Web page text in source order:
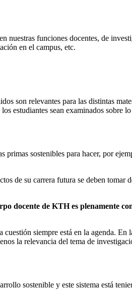
nuestras funciones docentes, de
en el campus, etc.
son relevantes para las distintas
estudiantes sean examinados sobre
primas sostenibles para hacer, por
de su carrera futura se deben tomar
docente de KTH es plenamente
siempre está en la agenda. En
la relevancia del tema de
sostenible y este sistema está